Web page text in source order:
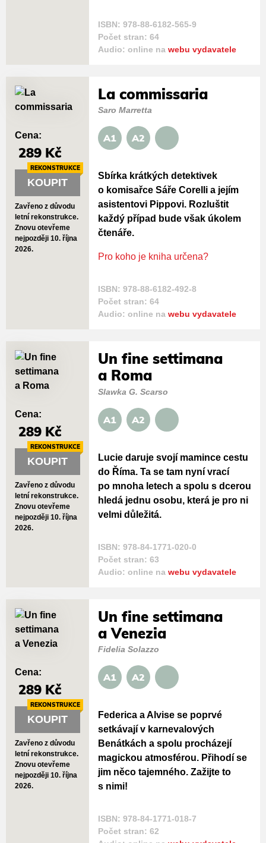
ISBN: 978-88-6182-565-9
Počet stran: 64
Audio: online na webu vydavatele
La commissaria
Saro Marretta
A1 A2
Sbírka krátkých detektivek
o komisařce Sáře Corelli a jejím
asistentovi Pippovi. Rozluštit
každý případ bude však úkolem
čtenáře.
Pro koho je kniha určena?
ISBN: 978-88-6182-492-8
Počet stran: 64
Audio: online na webu vydavatele
Cena:
289 Kč
KOUPIT
REKONSTRUKCE
Zavřeno z důvodu
letní rekonstrukce.
Znovu otevřeme
nejpozději 10. října
2026.
Un fine settimana
a Roma
Slawka G. Scarso
A1 A2
Lucie daruje svojí mamince cestu
do Říma. Ta se tam nyní vrací
po mnoha letech a spolu s dcerou
hledá jednu osobu, která je pro ni
velmi důležitá.
ISBN: 978-84-1771-020-0
Počet stran: 63
Audio: online na webu vydavatele
Cena:
289 Kč
KOUPIT
REKONSTRUKCE
Zavřeno z důvodu
letní rekonstrukce.
Znovu otevřeme
nejpozději 10. října
2026.
Un fine settimana
a Venezia
Fidelia Solazzo
A1 A2
Federica a Alvise se poprvé
setkávají v karnevalových
Benátkách a spolu procházejí
magickou atmosférou. Přihodí se
jim něco tajemného. Zažijte to
s nimi!
ISBN: 978-84-1771-018-7
Počet stran: 62
Cena:
289 Kč
KOUPIT
REKONSTRUKCE
Zavřeno z důvodu
letní rekonstrukce.
Znovu otevřeme
nejpozději 10. října
2026.